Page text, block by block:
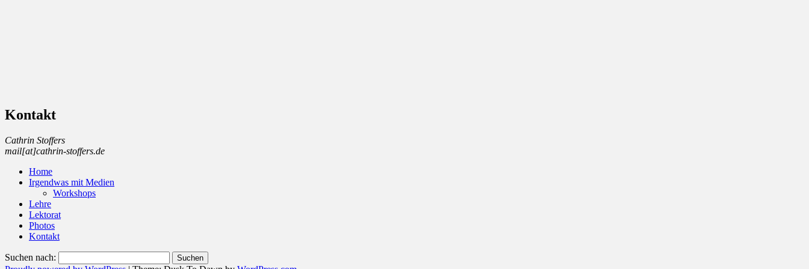
Cathrin
Lehren,
Medien
und
mucho
mas–
Kontakt
Cathrin Stoffers
mail[at]cathrin-stoffers.de
Home
Irgendwas mit Medien
Workshops
Lehre
Lektorat
Photos
Kontakt
Suchen nach: